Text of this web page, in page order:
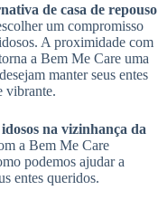
de casa de repouso
um compromisso
A proximidade com
a Bem Me Care uma
manter seus entes
vibrante.
na vizinhança da
a Bem Me Care
podemos ajudar a
entes queridos.